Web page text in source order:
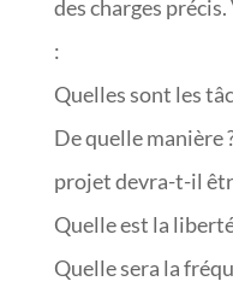
des charges
:
Quelles sont les
De quelle manière
projet devra-t-il
Quelle est la
Quelle sera la